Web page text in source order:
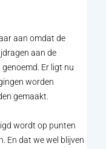
aan omdat de
aan de
Er ligt nu
worden
gemaakt.
wordt op punten
En dat we wel blijven